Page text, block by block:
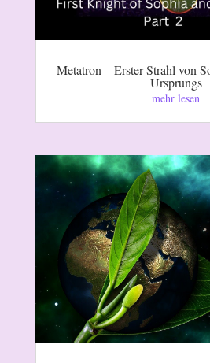
Metatron – Erster Strahl von
Ursprungs
mehr lesen